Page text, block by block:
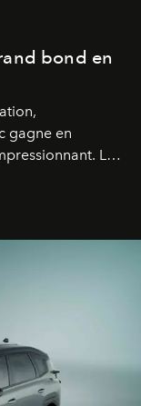
bond en
gagne en
Le
le pari semble